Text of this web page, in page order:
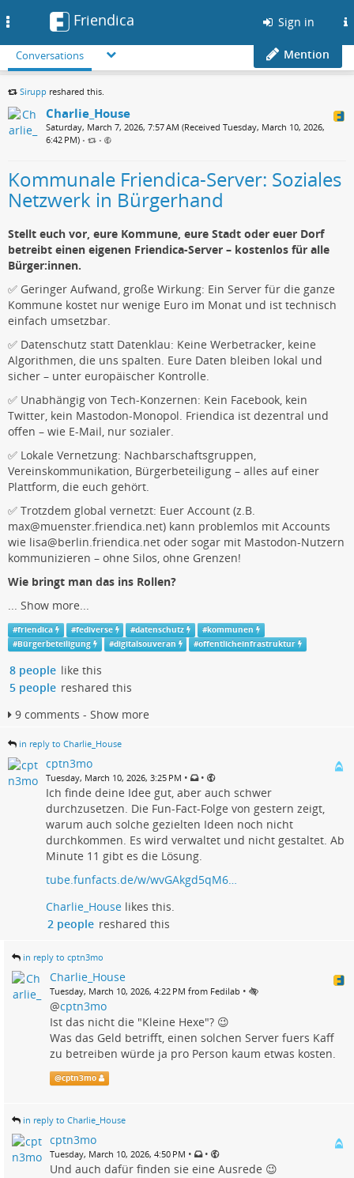
Friendica Sign in
Conversations Mention
Sirupp reshared this.
Charlie_House
Saturday, March 7, 2026, 7:57 AM (Received Tuesday, March 10, 2026,
6:42 PM) • •
Kommunale Friendica-Server: Soziales
Netzwerk in Bürgerhand
Stellt euch vor, eure Kommune, eure Stadt oder euer Dorf
betreibt einen eigenen Friendica-Server – kostenlos für alle
Bürger:innen.
✅ Geringer Aufwand, große Wirkung: Ein Server für die ganze
Kommune kostet nur wenige Euro im Monat und ist technisch
einfach umsetzbar.
✅ Datenschutz statt Datenklau: Keine Werbetracker, keine
Algorithmen, die uns spalten. Eure Daten bleiben lokal und
sicher – unter europäischer Kontrolle.
✅ Unabhängig von Tech-Konzernen: Kein Facebook, kein
Twitter, kein Mastodon-Monopol. Friendica ist dezentral und
offen – wie E-Mail, nur sozialer.
✅ Lokale Vernetzung: Nachbarschaftsgruppen,
Vereinskommunikation, Bürgerbeteiligung – alles auf einer
Plattform, die euch gehört.
✅ Trotzdem global vernetzt: Euer Account (z.B.
max@muenster.friendica.net) kann problemlos mit Accounts
wie lisa@berlin.friendica.net oder sogar mit Mastodon-Nutzern
kommunizieren – ohne Silos, ohne Grenzen!
Wie bringt man das ins Rollen?
... Show more...
#friendica #fediverse #datenschutz #kommunen
#Bürgerbeteiligung #digitalsouveran #offentlicheinfrastruktur
8 people like this
5 people reshared this
9 comments - Show more
in reply to Charlie_House
cptn3mo
Tuesday, March 10, 2026, 3:25 PM • •
Ich finde deine Idee gut, aber auch schwer
durchzusetzen. Die Fun-Fact-Folge von gestern zeigt,
warum auch solche gezielten Ideen noch nicht
durchkommen. Es wird verwaltet und nicht gestaltet. Ab
Minute 11 gibt es die Lösung.
tube.funfacts.de/w/wvGAkgd5qM6…
Charlie_House likes this.
2 people reshared this
in reply to cptn3mo
Charlie_House
Tuesday, March 10, 2026, 4:22 PM from Fedilab •
@cptn3mo
Ist das nicht die "Kleine Hexe"? 😉
Was das Geld betrifft, einen solchen Server fuers Kaff
zu betreiben würde ja pro Person kaum etwas kosten.
@cptn3mo
in reply to Charlie_House
cptn3mo
Tuesday, March 10, 2026, 4:50 PM • •
Und auch dafür finden sie eine Ausrede 😉